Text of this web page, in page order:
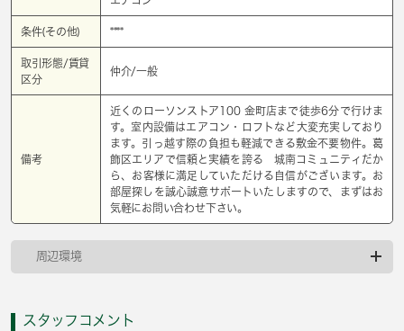
条件(その他) ****
取引形態/賃貸
区分
仲介/一般
備考
近くのローソンストア100 金町店まで徒歩6分で行けま
す。室内設備はエアコン・ロフトなど大変充実しており
ます。引っ越す際の負担も軽減できる敷金不要物件。葛
飾区エリアで信頼と実績を誇る 城南コミュニティだか
ら、お客様に満足していただける自信がございます。お
部屋探しを誠心誠意サポートいたしますので、まずはお
気軽にお問い合わせ下さい。
周辺環境
スタッフコメント